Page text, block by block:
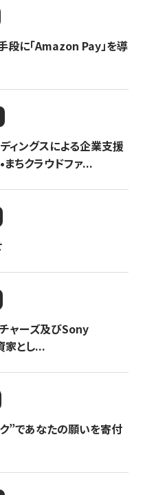
段に「Amazon Pay」を導
ィングスによる企業支援
まちクラウドファ...
チャーズ及びSony
とし...
”であなたの願いを寄付